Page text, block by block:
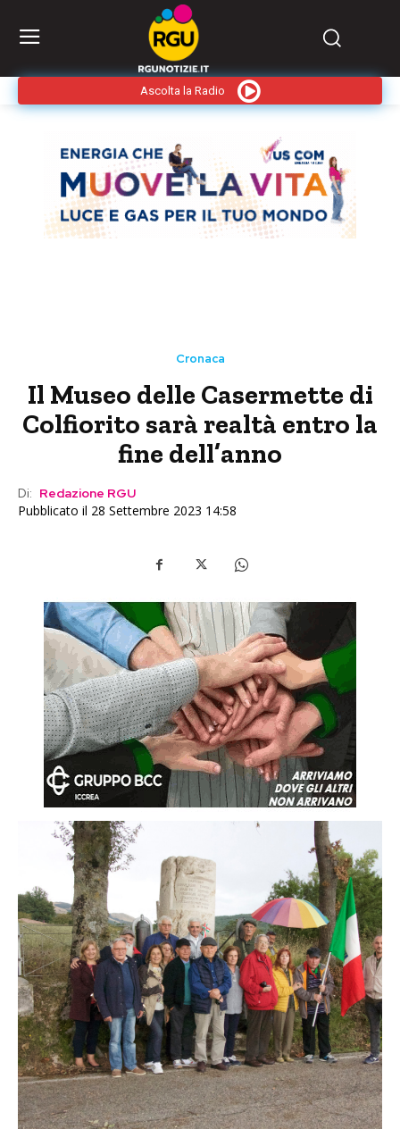
Ascolta la Radio
Cronaca
Il Museo delle Casermette di
Colfiorito sarà realtà entro la
fine dell’anno
Di: Redazione RGU
Pubblicato il 28 Settembre 2023 14:58